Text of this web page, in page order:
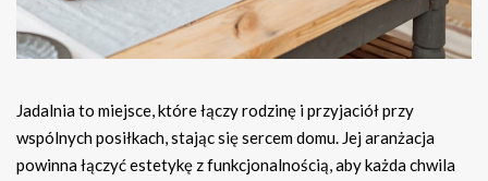
Jadalnia to miejsce, które łączy rodzinę i przyjaciół przy
wspólnych posiłkach, stając się sercem domu. Jej aranżacja
powinna łączyć estetykę z funkcjonalnością, aby każda chwila